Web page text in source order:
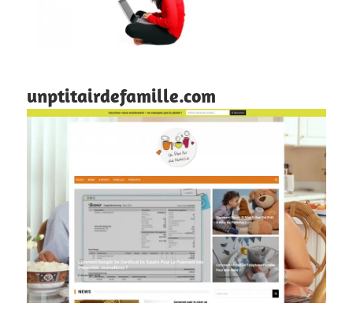
unptitairdefamille.com